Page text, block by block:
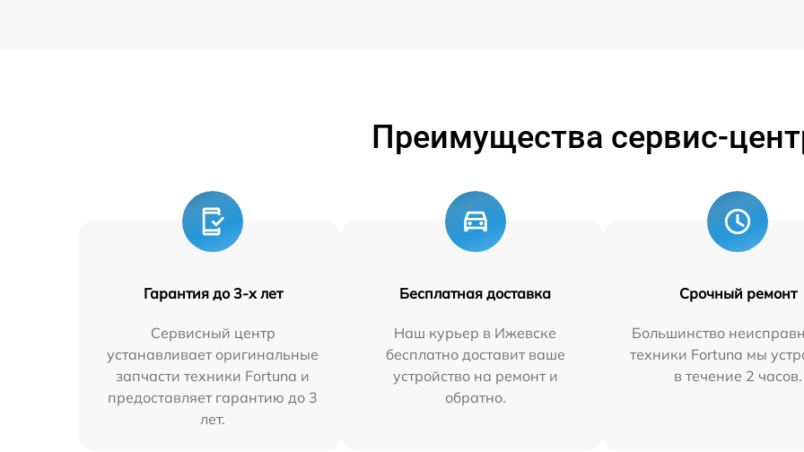
Преимущества сервис-
Гарантия до 3-х лет
Сервисный центр
устанавливает оригинальные
запчасти техники Fortuna и
предоставляет гарантию до 3
лет.
Бесплатная доставка
Наш курьер в Ижевске
бесплатно доставит ваше
устройство на ремонт и
обратно.
Срочный ремонт
Большинство
техники Fortuna мы
в течение 2 часов.